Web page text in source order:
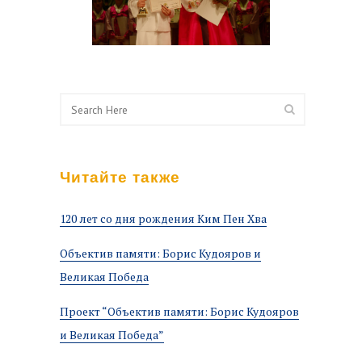
Читайте также
120 лет со дня рождения Ким Пен Хва
Объектив памяти: Борис Кудояров и
Великая Победа
Проект “Объектив памяти: Борис Кудояров
и Великая Победа”